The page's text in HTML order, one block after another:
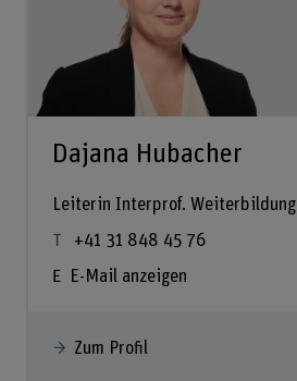
Dajana Hubacher
Leiterin Interprof. Weiterbildung
+41 31 848 45 76
E-Mail anzeigen
Zum Profil